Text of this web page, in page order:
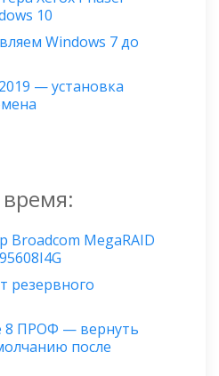
10
Windows 7 до
— установка
Broadcom MegaRAID
резервного
8 ПРОФ — вернуть
после